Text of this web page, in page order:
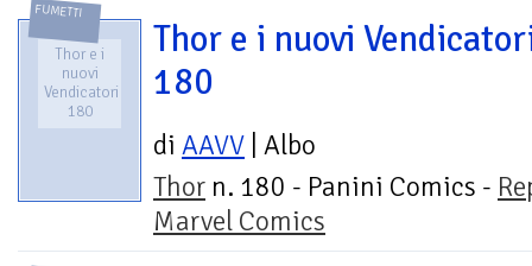
FUMETTI
Thor e i
nuovi
Vendicatori
180
Thor e i nuovi
180
di AAVV | Albo
Thor n. 180 - Panini Comics -
Marvel Comics